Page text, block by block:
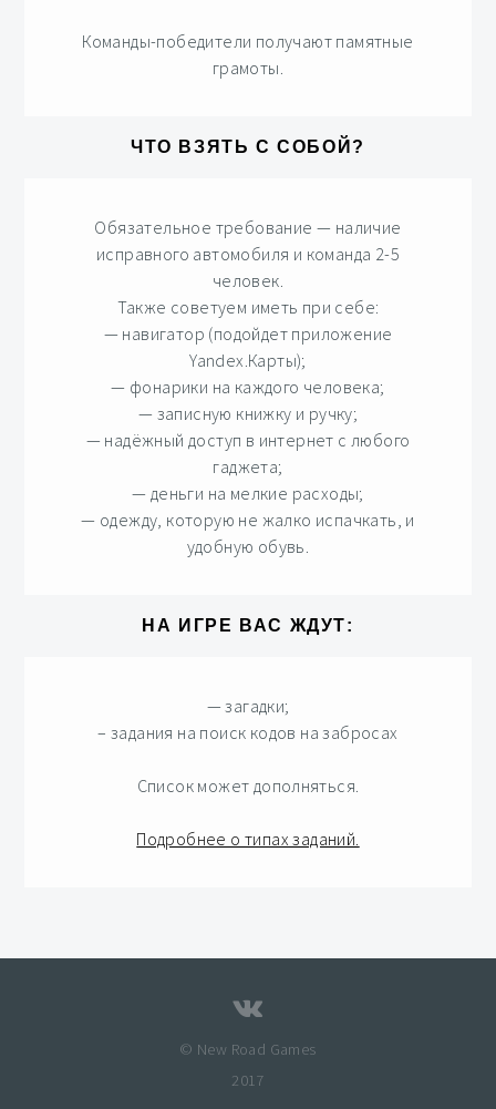
Команды-победители получают памятные
грамоты.
ЧТО ВЗЯТЬ С СОБОЙ?
Обязательное требование — наличие
исправного автомобиля и команда 2-5
человек.
Также советуем иметь при себе:
— навигатор (подойдет приложение
Yandex.Карты);
— фонарики на каждого человека;
— записную книжку и ручку;
— надёжный доступ в интернет с любого
гаджета;
— деньги на мелкие расходы;
— одежду, которую не жалко испачкать, и
удобную обувь.
НА ИГРЕ ВАС ЖДУТ:
— загадки;
– задания на поиск кодов на забросах
Список может дополняться.
Подробнее о типах заданий.
© New Road Games
2017